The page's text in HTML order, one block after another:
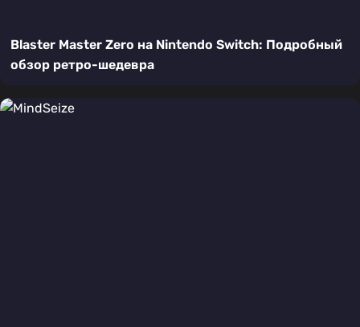
Blaster Master Zero на Nintendo Switch: Подробный
обзор ретро-шедевра